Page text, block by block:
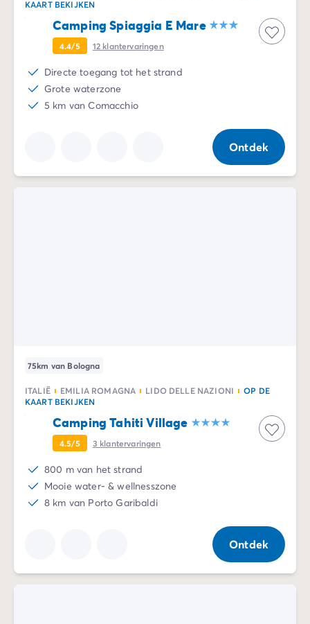
De Homair ervaring
Services & praktische info
Voorzieningen en faciliteiten
Service & contact
Alle betaalmethoden
Betaal in termijnen
KAART BEKIJKEN
Camping Spiaggia E Mare
4.4/5 12 klantervaringen
Directe toegang tot het strand
Grote waterzone
5 km van Comacchio
Ontdek
75km van Bologna
ITALIË EMILIA ROMAGNA LIDO DELLE NAZIONI
OP DE
KAART BEKIJKEN
Camping Tahiti Village
4.5/5 3 klantervaringen
800 m van het strand
Mooie water- & wellnesszone
8 km van Porto Garibaldi
Ontdek